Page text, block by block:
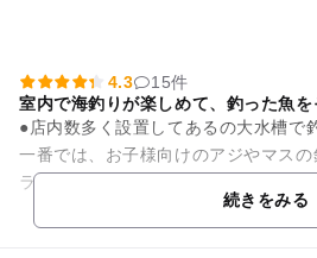
4.3
15件
室内で海釣りが楽しめて、釣った魚を
●店内数多く設置してあるの大水槽で釣りが
一番では、お子様向けのアジやマス
ラメ・イサキ・シマアジ・カワハギ
続きをみる